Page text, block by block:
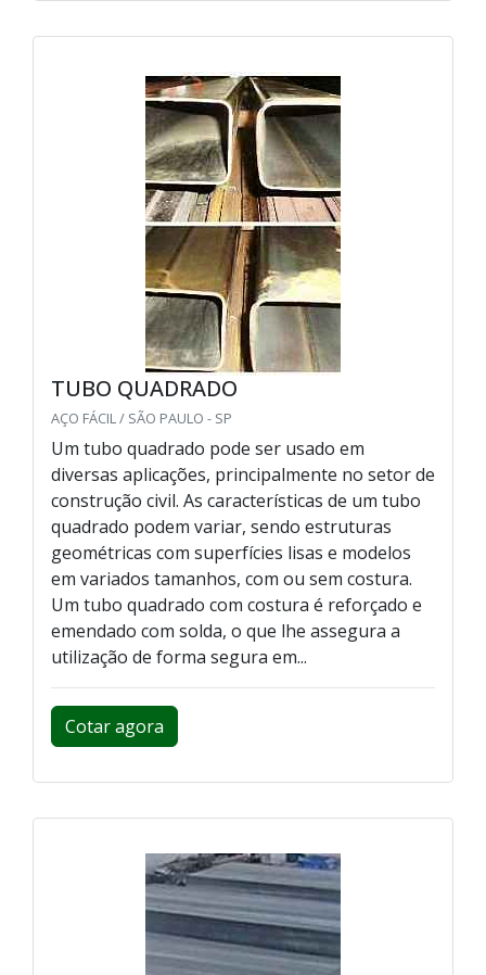
TUBO QUADRADO
AÇO FÁCIL / SÃO PAULO - SP
Um tubo quadrado pode ser usado em
diversas aplicações, principalmente no setor de
construção civil. As características de um tubo
quadrado podem variar, sendo estruturas
geométricas com superfícies lisas e modelos
em variados tamanhos, com ou sem costura.
Um tubo quadrado com costura é reforçado e
emendado com solda, o que lhe assegura a
utilização de forma segura em...
Cotar agora